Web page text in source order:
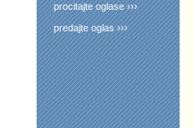
procitajte oglase ›››
predajte oglas ›››